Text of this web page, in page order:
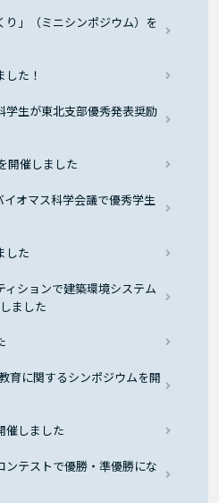
り」（ミニシンポジウム）を
た！
生が東北支部優秀発表奨励
開催しました
オマス科学会議で優秀学生
した
ィションで建築環境システム
ました
育に関するシンポジウムを開
催しました
テストで優勝・準優勝にな